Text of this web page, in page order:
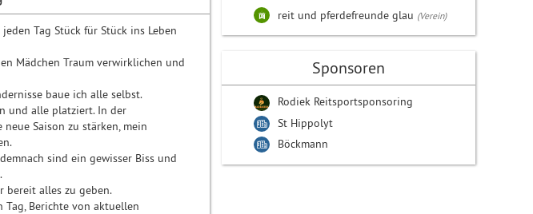
Tag Stück für Stück ins Leben
Mädchen Traum verwirklichen und
baue ich alle selbst.
und alle platziert. In der
Saison zu stärken, mein
sind ein gewisser Biss und
bereit alles zu geben.
Berichte von aktuellen
reit und pferdefreunde glau (Verein)
Sponsoren
Rodiek Reitsportsponsoring
St Hippolyt
Böckmann